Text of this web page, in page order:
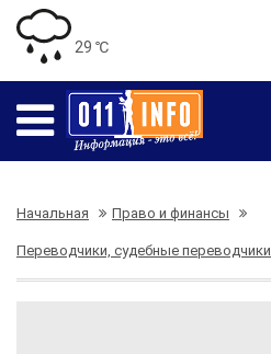
29 ℃
Начальная Право и финансы
Переводчики, судебные переводчики